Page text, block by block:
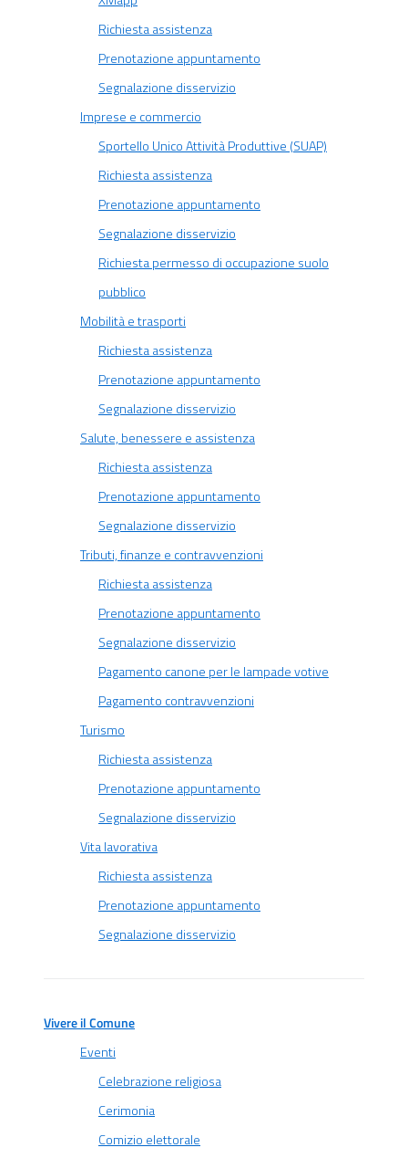
Richiesta assistenza
Prenotazione appuntamento
Segnalazione disservizio
Imprese e commercio
Sportello Unico Attività Produttive (SUAP)
Richiesta assistenza
Prenotazione appuntamento
Segnalazione disservizio
Richiesta permesso di occupazione suolo
pubblico
Mobilità e trasporti
Richiesta assistenza
Prenotazione appuntamento
Segnalazione disservizio
Salute, benessere e assistenza
Richiesta assistenza
Prenotazione appuntamento
Segnalazione disservizio
Tributi, finanze e contravvenzioni
Richiesta assistenza
Prenotazione appuntamento
Segnalazione disservizio
Pagamento canone per le lampade votive
Pagamento contravvenzioni
Turismo
Richiesta assistenza
Prenotazione appuntamento
Segnalazione disservizio
Vita lavorativa
Richiesta assistenza
Prenotazione appuntamento
Segnalazione disservizio
Vivere il Comune
Eventi
Celebrazione religiosa
Cerimonia
Comizio elettorale